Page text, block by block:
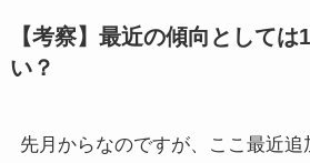
【考察】最近の傾向として
い？
先月からなのですが、ここ最近